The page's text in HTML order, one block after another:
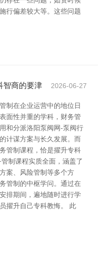
行偏差较大等。这些问题
智商的要津 2026-06-27
制在企业运营中的地位日
面性并重的学科，财务管
和分派洛阳泵阀网-泵阀行
计谋方案与长久发展。而
管制课程，恰是擢升专科
制课程实质全面，涵盖了
案、风险管制等多个方
管制的中枢学问。通过在
排期间，遍地随时进行学
擢升自己专科教悔。 此